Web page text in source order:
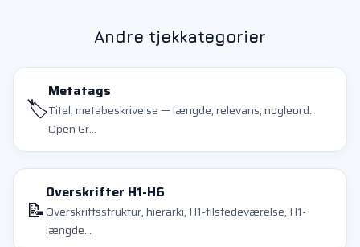
Andre tjekkategorier
🏷️
Metatags
Titel, metabeskrivelse — længde, relevans, nøgleord.
Open Gr...
📝
Overskrifter H1-H6
Overskriftsstruktur, hierarki, H1-tilstedeværelse, H1-
længde...